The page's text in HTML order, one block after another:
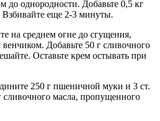
до однородности. Добавьте 0,5 кг
еще 2-3 минуты.
на среднем огне до сгущения,
Добавьте 50 г сливочного
Оставьте крем остывать при
250 г пшеничной муки и 3 ст.
сливочного масла, пропущенного